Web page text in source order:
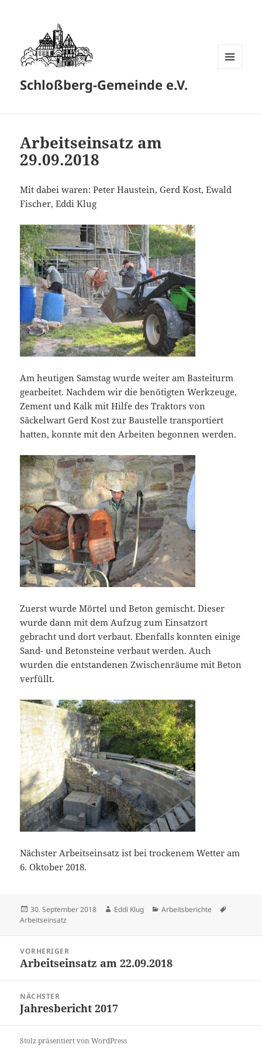
Schloßberg-Gemeinde e.V.
Arbeitseinsatz am
29.09.2018
Mit dabei waren: Peter Haustein, Gerd Kost, Ewald
Fischer, Eddi Klug
Am heutigen Samstag wurde weiter am Basteiturm
gearbeitet. Nachdem wir die benötigten Werkzeuge,
Zement und Kalk mit Hilfe des Traktors von
Säckelwart Gerd Kost zur Baustelle transportiert
hatten, konnte mit den Arbeiten begonnen werden.
Zuerst wurde Mörtel und Beton gemischt. Dieser
wurde dann mit dem Aufzug zum Einsatzort
gebracht und dort verbaut. Ebenfalls konnten einige
Sand- und Betonsteine verbaut werden. Auch
wurden die entstandenen Zwischenräume mit Beton
verfüllt.
Nächster Arbeitseinsatz ist bei trockenem Wetter am
6. Oktober 2018.
Veröffentlicht
am
30. September 2018 Autor
Eddi Klug Kategorien
Arbeitsberichte
Arbeitseinsatz
VORHERIGER
Vorheriger
Arbeitseinsatz am 22.09.2018
NÄCHSTER
Nächster
Jahresbericht 2017
Stolz präsentiert von WordPress